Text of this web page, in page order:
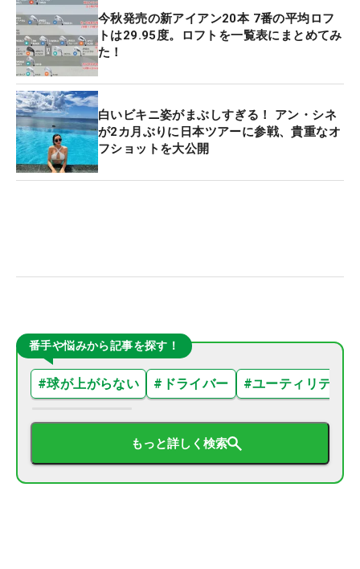
今秋発売の新アイアン20本 7番の平均ロフ
トは29.95度。ロフトを一覧表にまとめてみ
た！
白いビキニ姿がまぶしすぎる！ アン・シネ
が2カ月ぶりに日本ツアーに参戦、貴重なオ
フショットを大公開
番手や悩みから記事を探す！
#球が上がらない # ドライバー #ユーティリティ
もっと詳しく検索